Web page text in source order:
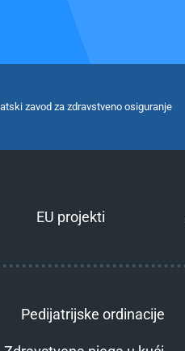
zavod za zdravstveno osiguranje
EU projekti
Pedijatrijske ordinacije